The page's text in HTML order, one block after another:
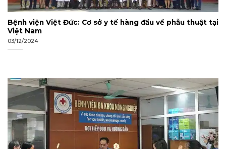
Bệnh viện Việt Đức: Cơ sở y tế hàng đầu về phẫu thuật tại
Việt Nam
03/12/2024